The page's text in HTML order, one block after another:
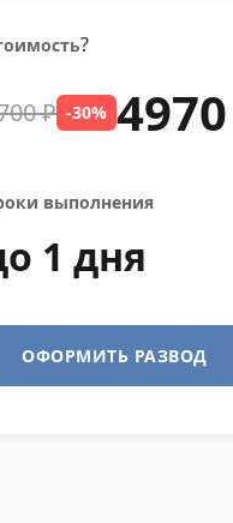
?
₽ -30%
выполнения
1 дня
ОФОРМИТЬ РАЗВОД